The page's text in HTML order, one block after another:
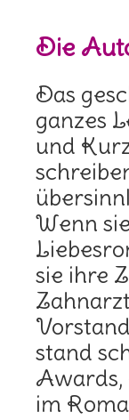
Die
Das
ganzes
und
Wenn
sie ihre
stand
Awards,
im